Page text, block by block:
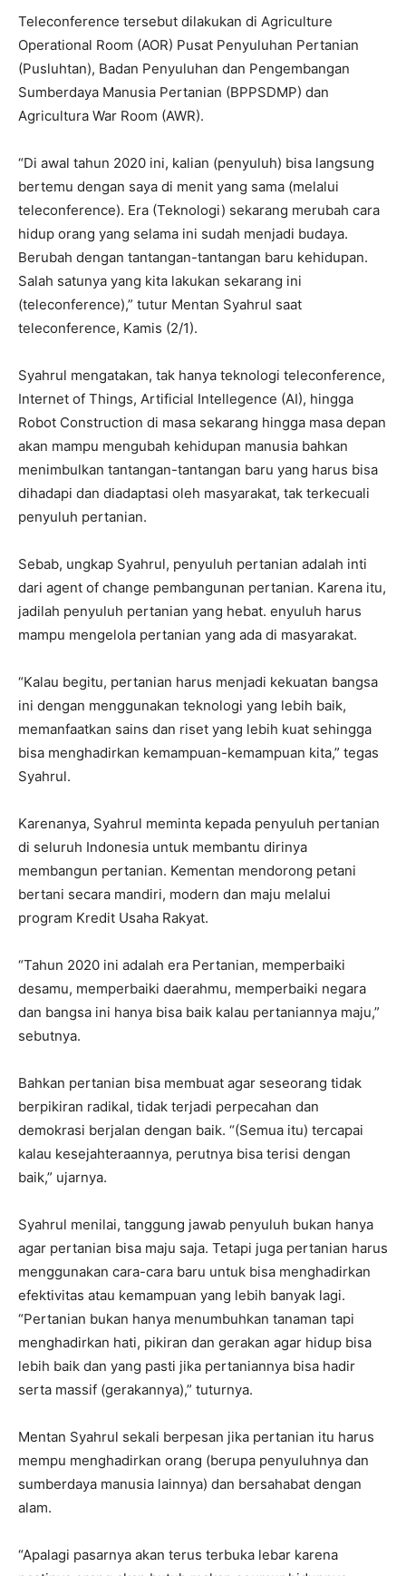
Teleconference tersebut dilakukan di Agriculture
Operational Room (AOR) Pusat Penyuluhan Pertanian
(Pusluhtan), Badan Penyuluhan dan Pengembangan
Sumberdaya Manusia Pertanian (BPPSDMP) dan
Agricultura War Room (AWR).
“Di awal tahun 2020 ini, kalian (penyuluh) bisa langsung
bertemu dengan saya di menit yang sama (melalui
teleconference). Era (Teknologi) sekarang merubah cara
hidup orang yang selama ini sudah menjadi budaya.
Berubah dengan tantangan-tantangan baru kehidupan.
Salah satunya yang kita lakukan sekarang ini
(teleconference),” tutur Mentan Syahrul saat
teleconference, Kamis (2/1).
Syahrul mengatakan, tak hanya teknologi teleconference,
Internet of Things, Artificial Intellegence (AI), hingga
Robot Construction di masa sekarang hingga masa depan
akan mampu mengubah kehidupan manusia bahkan
menimbulkan tantangan-tantangan baru yang harus bisa
dihadapi dan diadaptasi oleh masyarakat, tak terkecuali
penyuluh pertanian.
Sebab, ungkap Syahrul, penyuluh pertanian adalah inti
dari agent of change pembangunan pertanian. Karena itu,
jadilah penyuluh pertanian yang hebat. enyuluh harus
mampu mengelola pertanian yang ada di masyarakat.
“Kalau begitu, pertanian harus menjadi kekuatan bangsa
ini dengan menggunakan teknologi yang lebih baik,
memanfaatkan sains dan riset yang lebih kuat sehingga
bisa menghadirkan kemampuan-kemampuan kita,” tegas
Syahrul.
Karenanya, Syahrul meminta kepada penyuluh pertanian
di seluruh Indonesia untuk membantu dirinya
membangun pertanian. Kementan mendorong petani
bertani secara mandiri, modern dan maju melalui
program Kredit Usaha Rakyat.
“Tahun 2020 ini adalah era Pertanian, memperbaiki
desamu, memperbaiki daerahmu, memperbaiki negara
dan bangsa ini hanya bisa baik kalau pertaniannya maju,”
sebutnya.
Bahkan pertanian bisa membuat agar seseorang tidak
berpikiran radikal, tidak terjadi perpecahan dan
demokrasi berjalan dengan baik. “(Semua itu) tercapai
kalau kesejahteraannya, perutnya bisa terisi dengan
baik,” ujarnya.
Syahrul menilai, tanggung jawab penyuluh bukan hanya
agar pertanian bisa maju saja. Tetapi juga pertanian harus
menggunakan cara-cara baru untuk bisa menghadirkan
efektivitas atau kemampuan yang lebih banyak lagi.
“Pertanian bukan hanya menumbuhkan tanaman tapi
menghadirkan hati, pikiran dan gerakan agar hidup bisa
lebih baik dan yang pasti jika pertaniannya bisa hadir
serta massif (gerakannya),” tuturnya.
Mentan Syahrul sekali berpesan jika pertanian itu harus
mempu menghadirkan orang (berupa penyuluhnya dan
sumberdaya manusia lainnya) dan bersahabat dengan
alam.
“Apalagi pasarnya akan terus terbuka lebar karena